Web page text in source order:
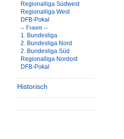
Regionalliga Südwest
Regionalliga West
DFB-Pokal
-- Frauen --
1. Bundesliga
2. Bundesliga Nord
2. Bundesliga Süd
Regionalliga Nordost
DFB-Pokal
Historisch